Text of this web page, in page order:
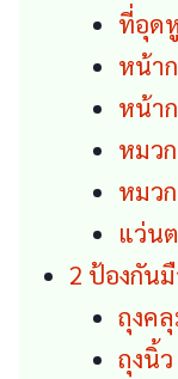
ที่อุด
หน้า
หน้า
หมว
หมว
แว่น
2 ป้องกัน
ถุงคลุ
ถุงนิ้ว